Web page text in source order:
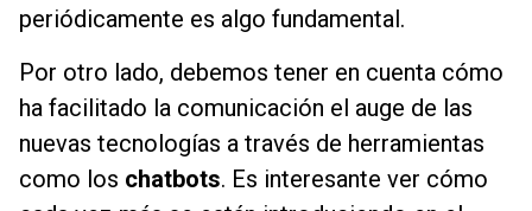
periódicamente es algo fundamental.
Por otro lado, debemos tener en cuenta cómo
ha facilitado la comunicación el auge de las
nuevas tecnologías a través de herramientas
como los chatbots. Es interesante ver cómo